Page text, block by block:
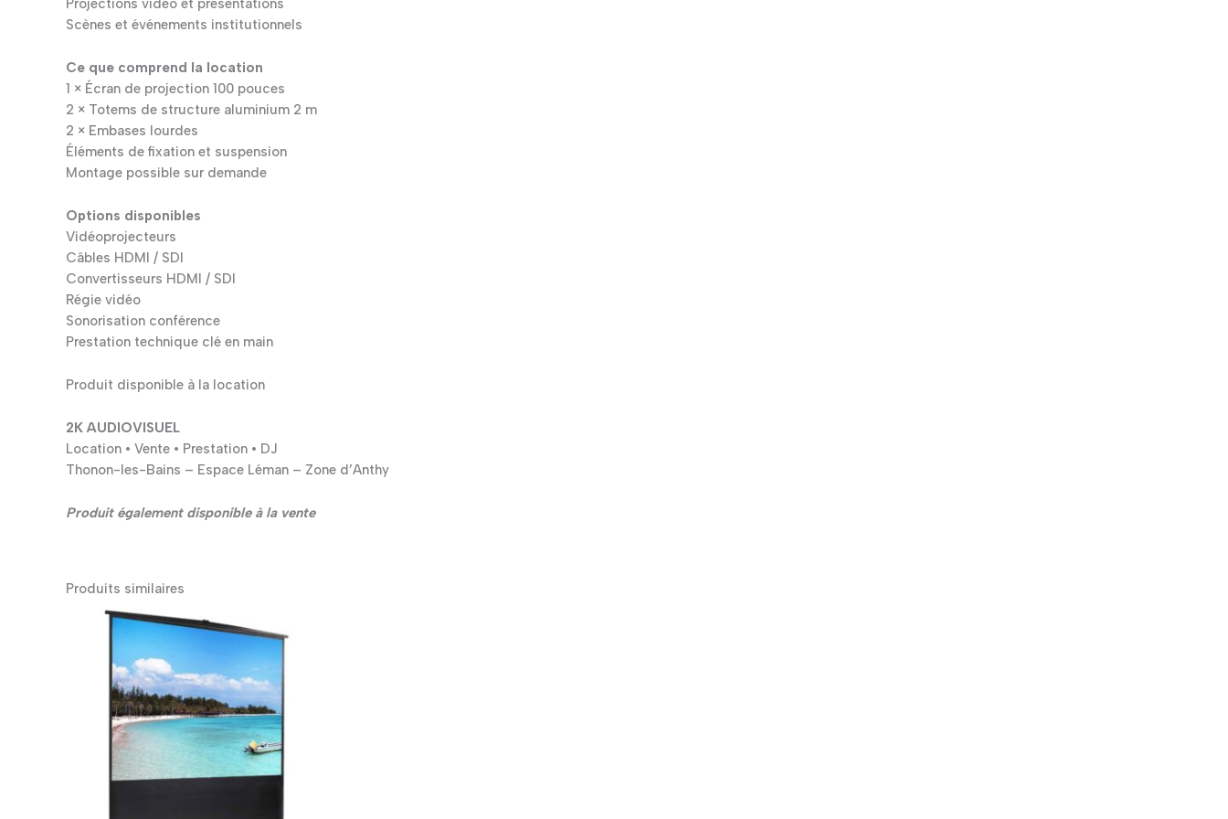
Scènes et événements institutionnels
Ce que comprend la location
1 × Écran de projection 100 pouces
2 × Totems de structure aluminium 2 m
2 × Embases lourdes
Éléments de fixation et suspension
Montage possible sur demande
Options disponibles
Vidéoprojecteurs
Câbles HDMI / SDI
Convertisseurs HDMI / SDI
Régie vidéo
Sonorisation conférence
Prestation technique clé en main
Produit disponible à la location
2K AUDIOVISUEL
Location • Vente • Prestation • DJ
Thonon-les-Bains – Espace Léman – Zone d’Anthy
Produit également disponible à la vente
Produits similaires